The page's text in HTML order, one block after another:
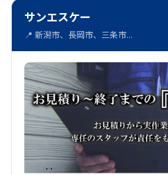
サンエスケー
📍 新潟市、長岡市、三条市...